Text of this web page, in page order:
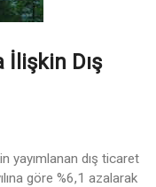
İlişkin Dış
yayımlanan dış ticaret
göre %6,1 azalarak